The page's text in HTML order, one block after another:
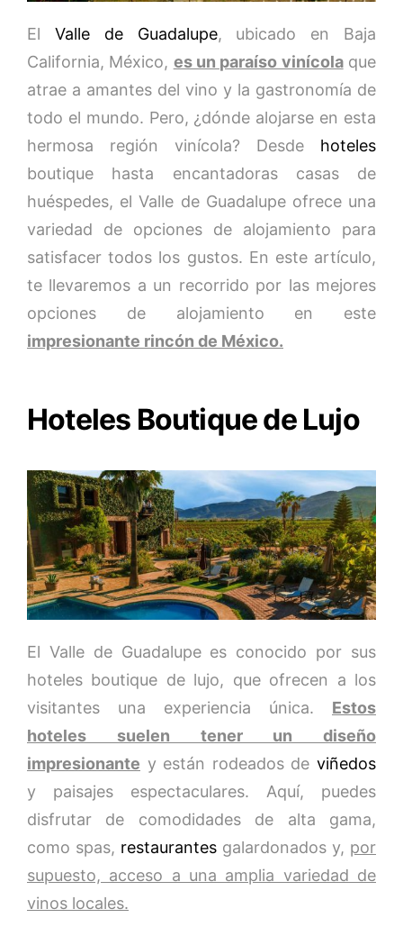
El Valle de Guadalupe, ubicado en Baja
California, México, es un paraíso vinícolaque
atrae a amantes del vino y la gastronomía de
todo el mundo. Pero, ¿dónde alojarse en esta
hermosa región vinícola? Desde hoteles
boutique hasta encantadoras casas de
huéspedes, el Valle de Guadalupe ofrece una
variedad de opciones de alojamiento para
satisfacer todos los gustos. En este artículo,
te llevaremos a un recorrido por las mejores
opciones de alojamiento en este
impresionante rincón de México.
Hoteles Boutique de Lujo
El Valle de Guadalupe es conocido por sus
hoteles boutique de lujo, que ofrecen a los
visitantes una experiencia única. Estos
hoteles suelen tener un diseño
impresionante y están rodeados de viñedos
y paisajes espectaculares. Aquí, puedes
disfrutar de comodidades de alta gama,
como spas, restaurantes galardonados y, por
supuesto, acceso a una amplia variedad de
vinos locales.